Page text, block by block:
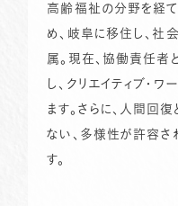
高齢福祉の分野を経
め、岐阜に移住し、社
属。現在、協働責任者
し、クリエイティブ・
ます。さらに、人間回
ない、多様性が許容さ
す。